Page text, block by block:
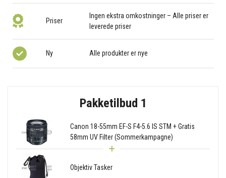
Priser
Ingen ekstra omkostninger – Alle priser er
leverede priser
Ny Alle produkter er nye
Pakketilbud 1
Canon 18-55mm EF-S F4-5.6 IS STM + Gratis
58mm UV Filter (Sommerkampagne)
Objektiv Tasker